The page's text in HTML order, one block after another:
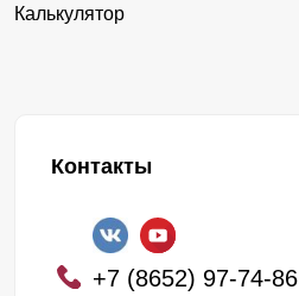
Калькулятор
Контакты
+7 (8652) 97-74-86